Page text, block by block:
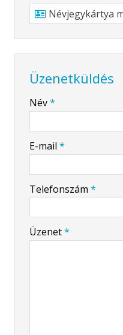
Névjegykártya
Üzenetküldés
-
Név*
E-mail *
Telefonszám *
Üzenet*